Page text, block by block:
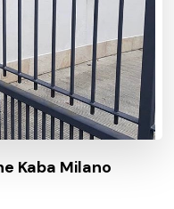
Kaba Milano